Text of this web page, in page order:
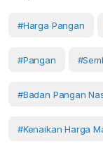
#Harga Pangan
#Pangan
#Badan Pangan
#kenaikan Harga